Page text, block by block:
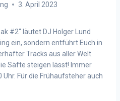
3. April 2023
#2“ läutet DJ Holger Lund
ein, sondern entführt Euch in
Tracks aus aller Welt.
Säfte steigen lässt! Immer
Für die Frühaufsteher auch